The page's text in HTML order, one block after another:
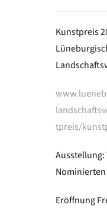
Kunstpreis
tpreis/
Ausstellung:
Nominierten
Eröffnung